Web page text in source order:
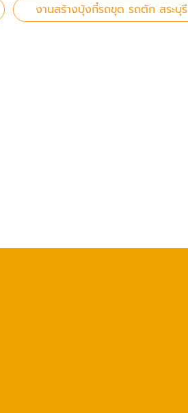
งานสร้างบุ้งกี๋รถขุด รถตัก สระบุรี